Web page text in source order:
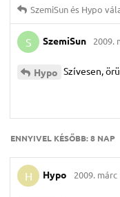
SzemiSunés Hypo
S SzemiSun 2009.
Hypo Szívesen,
ENNYIVEL KÉSŐBB:8 NAP
H Hypo 2009. márc